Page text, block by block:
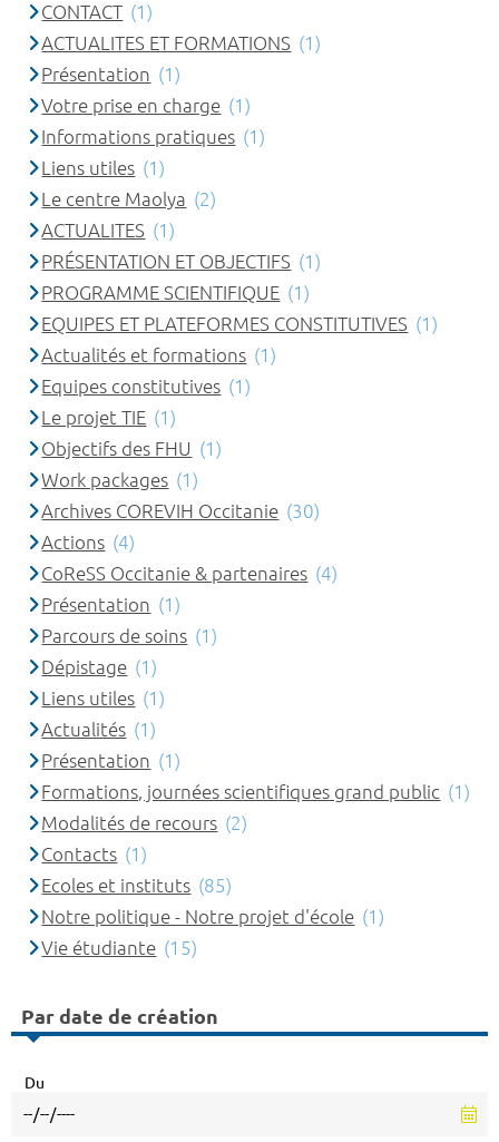
CONTACT (1)
ACTUALITES ET FORMATIONS (1)
Présentation (1)
Votre prise en charge (1)
Informations pratiques (1)
Liens utiles (1)
Le centre Maolya (2)
ACTUALITES (1)
PRÉSENTATION ET OBJECTIFS (1)
PROGRAMME SCIENTIFIQUE (1)
EQUIPES ET PLATEFORMES CONSTITUTIVES (1)
Actualités et formations (1)
Equipes constitutives (1)
Le projet TIE (1)
Objectifs des FHU (1)
Work packages (1)
Archives COREVIH Occitanie (30)
Actions (4)
CoReSS Occitanie & partenaires (4)
Présentation (1)
Parcours de soins (1)
Dépistage (1)
Liens utiles (1)
Actualités (1)
Présentation (1)
Formations, journées scientifiques grand public (1)
Modalités de recours (2)
Contacts (1)
Ecoles et instituts (85)
Notre politique - Notre projet d'école (1)
Vie étudiante (15)
Par date de création
Du